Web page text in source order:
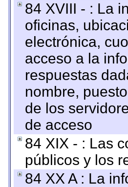
84 XVIII - : La
oficinas,
electrónica,
acceso a la
respuestas
nombre,
de los
de acceso
84 XIX - : Las
públicos y los
84 XX A : La